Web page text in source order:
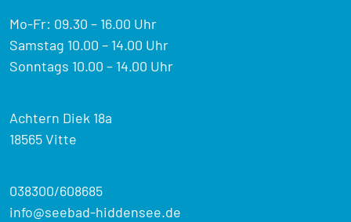
Mo-Fr: 09.30 – 16.00 Uhr
Samstag 10.00 – 14.00 Uhr
Sonntags 10.00 – 14.00 Uhr
Achtern Diek 18a
18565 Vitte
038300/608685
info@seebad-hiddensee.de